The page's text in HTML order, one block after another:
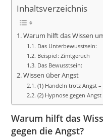
Inhaltsverzeichnis
Warum hilft das Wissen
Das Unterbewusstsein:
Beispiel: Zimtgeruch
Das Bewusstsein:
Wissen über Angst
(1) Handeln trotz Angst
(2) Hypnose gegen Angst
Warum hilft das
gegen die Angst?